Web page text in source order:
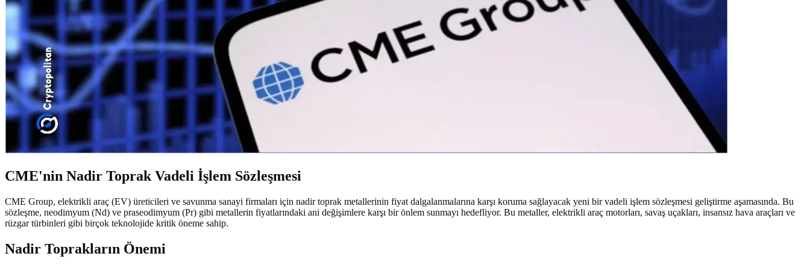
CME'nin Nadir Toprak Vadeli İşlem Sözleşmesi
CME Group, elektrikli araç (EV) üreticileri ve savunma sanayi firmaları için nadir toprak metallerinin fiyat dalgalanmalarına karşı koruma sağlayacak yeni bir vadeli işlem sözleşmesi geliştirme aşamasında. Bu
sözleşme, neodimyum (Nd) ve praseodimyum (Pr) gibi metallerin fiyatlarındaki ani değişimlere karşı bir önlem sunmayı hedefliyor. Bu metaller, elektrikli araç motorları, savaş uçakları, insansız hava araçları ve
rüzgar türbinleri gibi birçok teknolojide kritik öneme sahip.
Nadir Toprakların Önemi